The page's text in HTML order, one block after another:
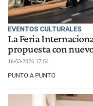
EVENTOS CULTURALES
La Feria
propuesta con
16-03-2026 17:54
PUNTO A PUNTO